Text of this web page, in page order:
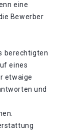
eine
Bewerber
berechtigten
eines
etwaige
und